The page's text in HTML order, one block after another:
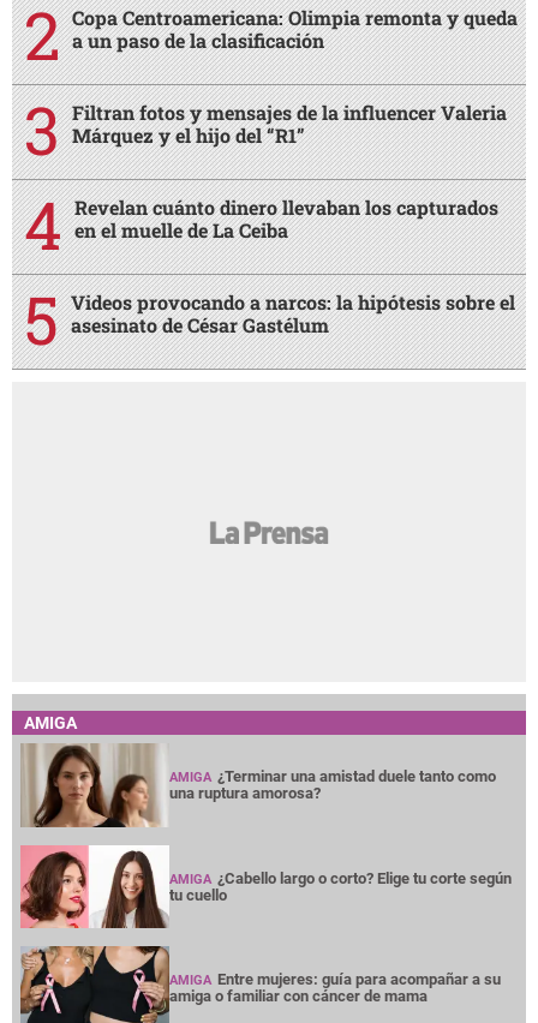
Copa Centroamericana: Olimpia remonta y queda
a un paso de la clasificación
Filtran fotos y mensajes de la influencer Valeria
Márquez y el hijo del “R1”
Revelan cuánto dinero llevaban los capturados
en el muelle de La Ceiba
Videos provocando a narcos: la hipótesis sobre el
asesinato de César Gastélum
AMIGA
AMIGA ¿Terminar una amistad duele tanto como
una ruptura amorosa?
AMIGA ¿Cabello largo o corto? Elige tu corte según
tu cuello
AMIGA Entre mujeres: guía para acompañar a su
amiga o familiar con cáncer de mama